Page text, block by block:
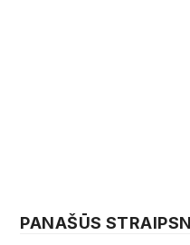
PANAŠŪS